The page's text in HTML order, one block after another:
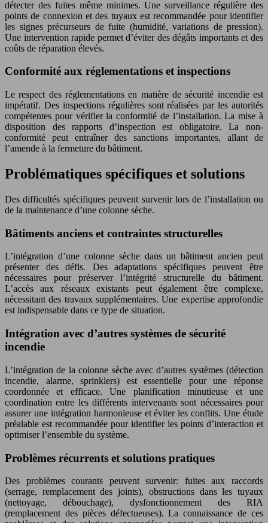
détecter des fuites même minimes. Une surveillance régulière des
points de connexion et des tuyaux est recommandée pour identifier
les signes précurseurs de fuite (humidité, variations de pression).
Une intervention rapide permet d’éviter des dégâts importants et des
coûts de réparation élevés.
Conformité aux réglementations et inspections
Le respect des réglementations en matière de sécurité incendie est
impératif. Des inspections régulières sont réalisées par les autorités
compétentes pour vérifier la conformité de l’installation. La mise à
disposition des rapports d’inspection est obligatoire. La non-
conformité peut entraîner des sanctions importantes, allant de
l’amende à la fermeture du bâtiment.
Problématiques spécifiques et solutions
Des difficultés spécifiques peuvent survenir lors de l’installation ou
de la maintenance d’une colonne sèche.
Bâtiments anciens et contraintes structurelles
L’intégration d’une colonne sèche dans un bâtiment ancien peut
présenter des défis. Des adaptations spécifiques peuvent être
nécessaires pour préserver l’intégrité structurelle du bâtiment.
L’accès aux réseaux existants peut également être complexe,
nécessitant des travaux supplémentaires. Une expertise approfondie
est indispensable dans ce type de situation.
Intégration avec d’autres systèmes de sécurité
incendie
L’intégration de la colonne sèche avec d’autres systèmes (détection
incendie, alarme, sprinklers) est essentielle pour une réponse
coordonnée et efficace. Une planification minutieuse et une
coordination entre les différents intervenants sont nécessaires pour
assurer une intégration harmonieuse et éviter les conflits. Une étude
préalable est recommandée pour identifier les points d’interaction et
optimiser l’ensemble du système.
Problèmes récurrents et solutions pratiques
Des problèmes courants peuvent survenir: fuites aux raccords
(serrage, remplacement des joints), obstructions dans les tuyaux
(nettoyage, débouchage), dysfonctionnement des RIA
(remplacement des pièces défectueuses). La connaissance de ces